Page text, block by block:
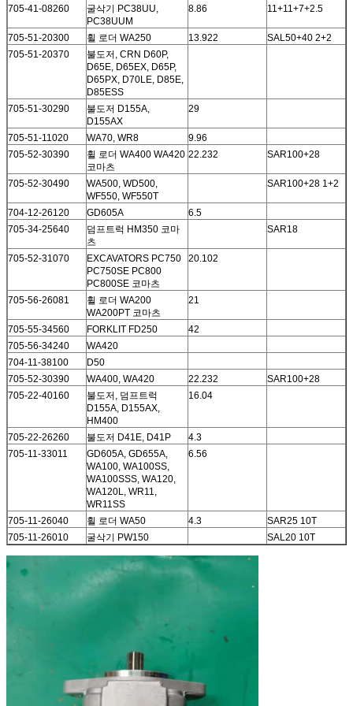
705-41-08260
굴삭기 PC38UU,
PC38UUM
8.86 11+11+7+2.5
705-51-20300 휠 로더 WA250 13.922
SAL50+40 2+2
705-51-20370
불도저, CRN D60P,
D65E, D65EX, D65P,
D65PX, D70LE, D85E,
D85ESS
705-51-30290
불도저 D155A,
D155AX
29
705-51-11020 WA70, WR8
9.96
705-52-30390
휠 로더 WA400 WA420
코마츠
22.232 SAR100+28
705-52-30490
WA500, WD500,
WF550, WF550T
SAR100+28 1+2
704-12-26120 GD605A
6.5
705-34-25640
덤프트럭 HM350 코마
츠
SAR18
705-52-31070
EXCAVATORS PC750
PC750SE PC800
PC800SE 코마츠
20.102
705-56-26081
휠 로더 WA200
WA200PT 코마츠
21
705-55-34560 FORKLIT FD250
42
705-56-34240
WA420
704-11-38100
D50
705-52-30390
WA400, WA420 22.232
SAR100+28
705-22-40160
불도저, 덤프트럭
D155A, D155AX,
HM400
16.04
705-22-26260 불도저 D41E, D41P
4.3
705-11-33011
GD605A, GD655A,
WA100, WA100SS,
WA100SSS, WA120,
WA120L, WR11,
WR11SS
6.56
705-11-26040 휠 로더 WA50 4.3
SAR25 10T
705-11-26010
굴삭기 PW150 SAL20 10T